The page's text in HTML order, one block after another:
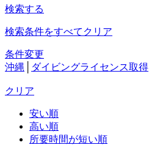
検索する
検索条件をすべてクリア
条件変更
沖縄
ダイビングライセンス取得
クリア
安い順
高い順
所要時間が短い順